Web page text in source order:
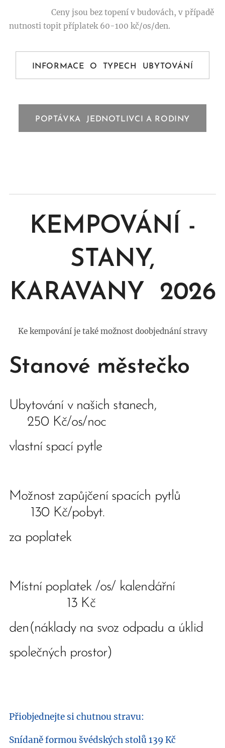
Ceny jsou bez topení v budovách, v případě
nutnosti topit příplatek 60-100 kč/os/den.
INFORMACE O TYPECH UBYTOVÁNÍ
POPTÁVKA JEDNOTLIVCI A RODINY
KEMPOVÁNÍ -
STANY,
KARAVANY 2026
Ke kempování je také možnost doobjednání stravy
Stanové městečko
Ubytování v našich stanech,
250 Kč/os/noc
vlastní spací pytle
Možnost zapůjčení spacích pytlů
130 Kč/pobyt.
za poplatek
Místní poplatek /os/ kalendářní
13 Kč
den(náklady na svoz odpadu a úklid
společných prostor)
Přiobjednejte si chutnou stravu:
Snídaně formou švédských stolů 139 Kč